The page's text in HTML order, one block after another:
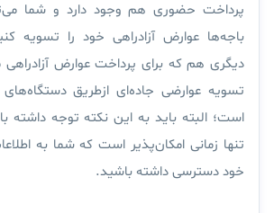
پرداخت حضوری هم وجود دارد و شما
باجه‌ها عوارض آزادراهی خود را تسویه
دیگری هم که برای پرداخت عوارض
است؛ البته باید به این نکته توجه
تنها زمانی امکان‌پذیر است که شما به
خود دسترسی داشته باشید.